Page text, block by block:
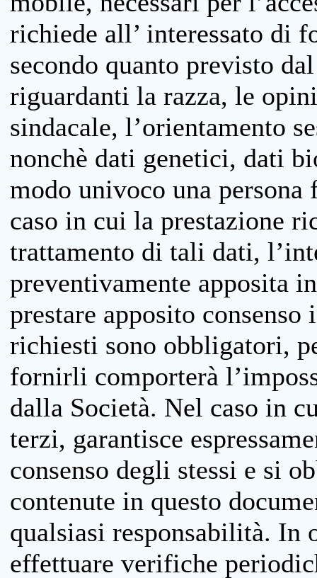
richiede all’ interessato di
secondo quanto previsto
riguardanti la razza, le
sindacale, l’orientamento
nonchè dati genetici, dati
modo univoco una
caso in cui la prestazione
trattamento di tali dati,
preventivamente apposita
prestare apposito
richiesti sono obbligatori,
fornirli comporterà
dalla Società. Nel caso in
terzi, garantisce
consenso degli stessi e si
contenute in questo
qualsiasi responsabilità. In
effettuare verifiche